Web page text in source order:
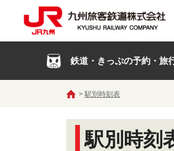
鉄道・きっぷの予約・旅
駅別時刻表
駅別時刻